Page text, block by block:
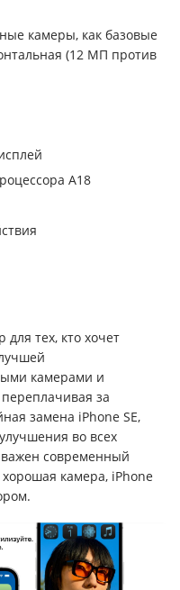
камеры, как базовые
(12 МП против
A18
тех, кто хочет
камерами и
за
замена iPhone SE,
во всех
важен современный
камера, iPhone